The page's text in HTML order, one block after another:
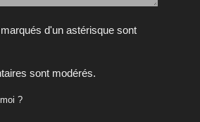
d'un astérisque sont
sont modérés.
?